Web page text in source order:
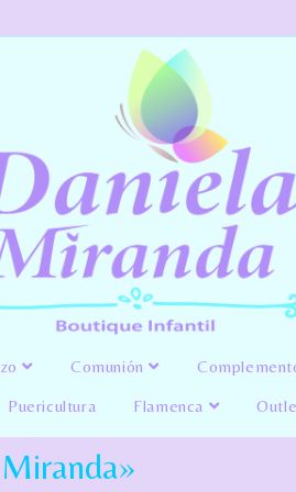
Comunión
Puericultura Flamenca